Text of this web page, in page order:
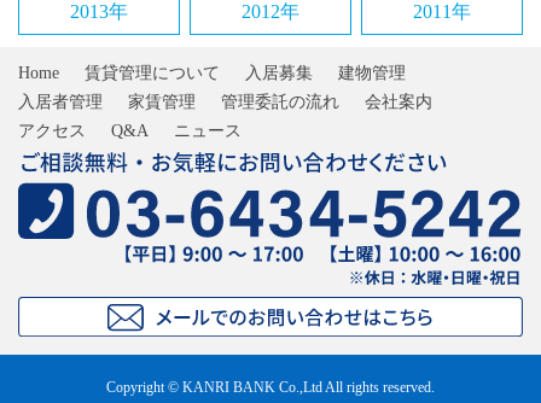
2013年 2012年 2011年
Home 賃貸管理について 入居募集
建物管理
入居者管理
家賃管理 管理委託の流れ
会社案内
アクセス
Q&A ニュース
Copyright © KANRI BANK Co.,Ltd All rights reserved.